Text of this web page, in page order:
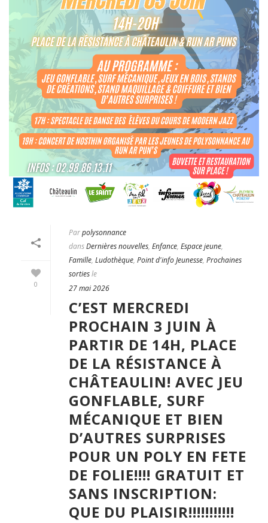
0
Parpolysonnance
dansDernières nouvelles, Enfance, Espace jeune,
Famille, Ludothèque, Point d'info Jeunesse, Prochaines
sortiesle
27 mai 2026
C’EST MERCREDI
PROCHAIN 3 JUIN À
PARTIR DE 14H, PLACE
DE LA RÉSISTANCE À
CHÂTEAULIN! AVEC JEU
GONFLABLE, SURF
MÉCANIQUE ET BIEN
D’AUTRES SURPRISES
POUR UN POLY EN FETE
DE FOLIE!!!! GRATUIT ET
SANS INSCRIPTION:
QUE DU PLAISIR!!!!!!!!!!!